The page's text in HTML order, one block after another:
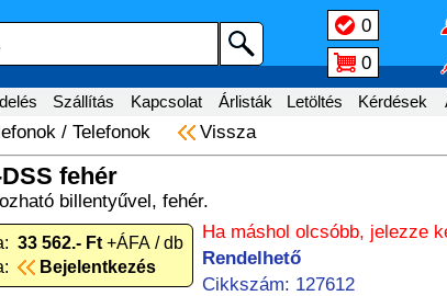
0
0
Szállítás Kapcsolat Árlisták Letöltés Kérdések
/ Telefonok Vissza
fehér
billentyűvel, fehér.
33 562.- Ft +ÁFA / db
Bejelentkezés
Ha máshol olcsóbb, jelezze
Rendelhető
Cikkszám: 127612